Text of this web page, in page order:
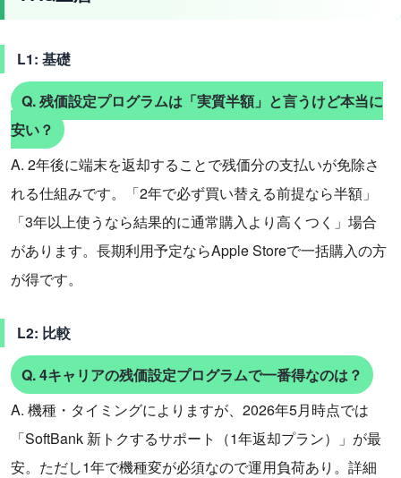
L1: 基礎
Q. 残価設定プログラムは「実質半額」と言うけど本当に
安い？
A. 2年後に端末を返却することで残価分の支払いが免除さ
れる仕組みです。「2年で必ず買い替える前提なら半額」
「3年以上使うなら結果的に通常購入より高くつく」場合
があります。長期利用予定ならApple Storeで一括購入の方
が得です。
L2: 比較
Q. 4キャリアの残価設定プログラムで一番得なのは？
A. 機種・タイミングによりますが、2026年5月時点では
「SoftBank 新トクするサポート（1年返却プラン）」が最
安。ただし1年で機種変が必須なので運用負荷あり。詳細